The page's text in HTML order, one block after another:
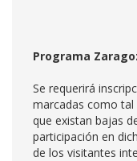
Programa
Se requerirá
marcadas como tal
que existan bajas
participación en
de los visitantes